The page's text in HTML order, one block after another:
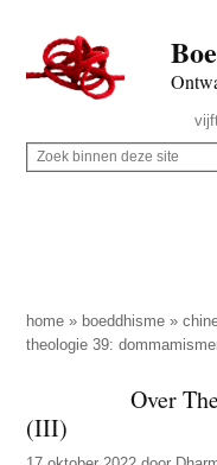
naar
de
inhoud
secondary
naar
de
sidebar
naar
de
Rechts
Z
p
d
z
e
Z
i
n
n
home » boeddhisme »
theologie 39:
Over
(III)